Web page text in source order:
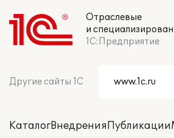
Отраслевые
и
1С:Предприятие
Другие сайты 1С
КаталогВнедренияПубликации